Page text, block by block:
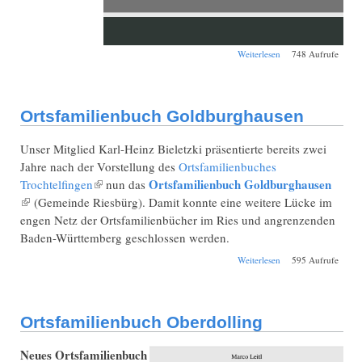
Weiterlesen über748 Aufrufe
Ortsfamilienbuch Goldburghausen
Unser Mitglied Karl-Heinz Bieletzki präsentierte bereits zwei
Jahre nach der Vorstellung des Ortsfamilienbuches
Trochtelfingen(Link ist extern)
nun das Ortsfamilienbuch Goldburghausen
(Link ist extern)
(Gemeinde Riesbürg). Damit konnte eine weitere Lücke im
engen Netz der Ortsfamilienbücher im Ries und angrenzenden
Baden-Württemberg geschlossen werden.
Weiterlesen über595 Aufrufe
Ortsfamilienbuch Oberdolling
Neues Ortsfamilienbuch